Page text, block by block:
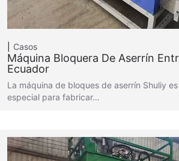
Casos
Máquina Bloquera De Aserrín
Ecuador
La máquina de bloques de aserrín Shuliy
especial para fabricar…